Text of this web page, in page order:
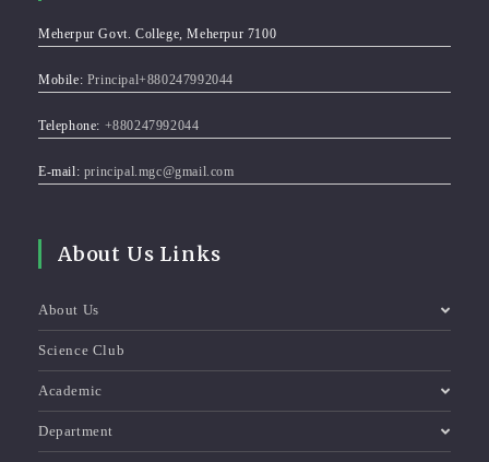
Meherpur Govt. College, Meherpur 7100
Mobile: Principal+880247992044
Telephone: +880247992044
E-mail: principal.mgc@gmail.com
About Us Links
About Us
Science Club
Academic
Department